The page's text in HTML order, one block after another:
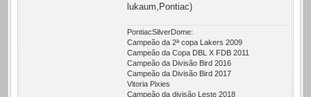
lukaum,Pontiac)
PontiacSilverDome:
Campeão da 2ª copa Lakers 2009
Campeão da Copa DBL X FDB 2011
Campeão da Divisão Bird 2016
Campeão da Divisão Bird 2017
Vitoria Pixies
Campeão da divisão Leste 2018